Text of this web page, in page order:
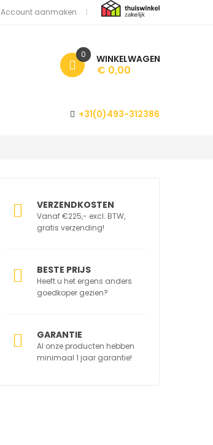
Account aanmaken
WINKELWAGEN
0
€ 0,00
+31(0)493-312386
VERZENDKOSTEN
Vanaf €225,- excl. BTW,
gratis verzending!
BESTE PRIJS
Heeft u het ergens anders
goedkoper gezien?
GARANTIE
Al onze producten hebben
minimaal 1 jaar garantie!